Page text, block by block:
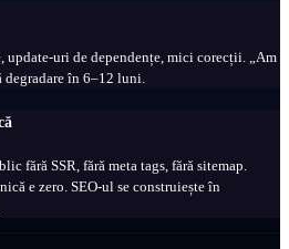
uri de dependențe, mici corecții. „Am
degradare în 6–12 luni.
fără SSR, fără meta tags, fără sitemap.
e zero. SEO-ul se construiește în